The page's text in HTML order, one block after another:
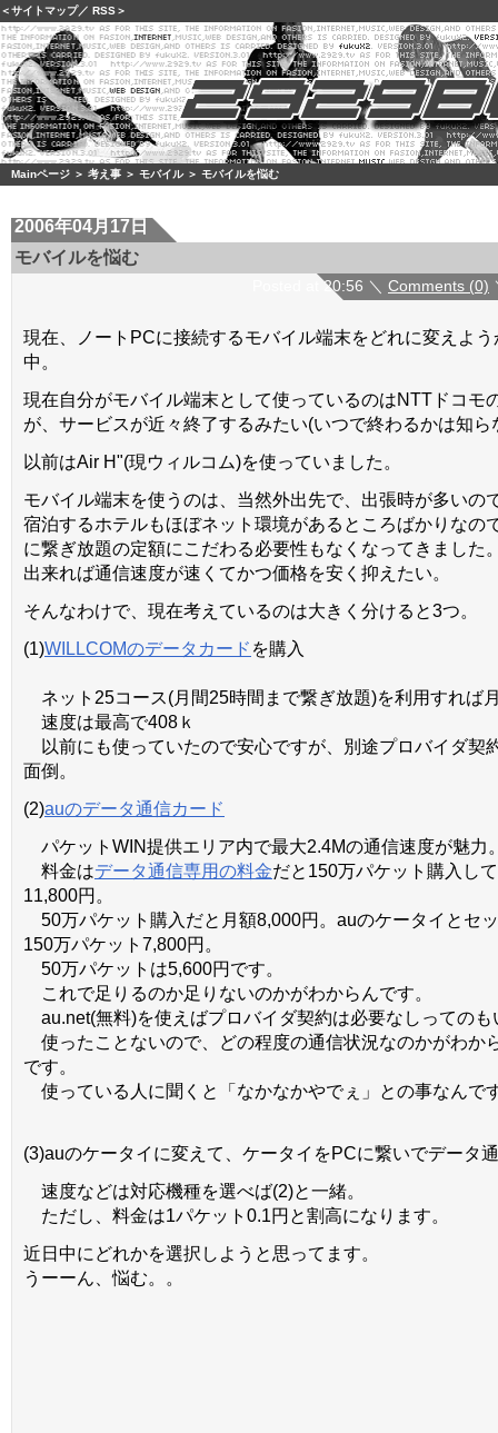
＜サイトマップ／ RSS＞
Mainページ ＞ 考え事 ＞ モバイル＞ モバイルを悩む
2006年04月17日
モバイルを悩む
Posted at 20:56 ＼ Comments (0)
現在、ノートPCに接続するモバイル端末をどれに変えよ
中。
現在自分がモバイル端末として使っているのはNTTドコモ
が、サービスが近々終了するみたい(いつで終わるかは知ら
以前はAir H"(現ウィルコム)を使っていました。
モバイル端末を使うのは、当然外出先で、出張時が多いの
宿泊するホテルもほぼネット環境があるところばかりなの
に繋ぎ放題の定額にこだわる必要性もなくなってきました
出来れば通信速度が速くてかつ価格を安く抑えたい。
そんなわけで、現在考えているのは大きく分けると3つ。
(1)WILLCOMのデータカード を購入
ネット25コース(月間25時間まで繋ぎ放題)を利用すれば
速度は最高で408ｋ
以前にも使っていたので安心ですが、別途プロバイダ契
面倒。
(2)auのデータ通信カード
パケットWIN提供エリア内で最大2.4Mの通信速度が魅力
料金はデータ通信専用の料金だと150万パケット購入し
11,800円。
50万パケット購入だと月額8,000円。auのケータイとセ
150万パケット7,800円。
50万パケットは5,600円です。
これで足りるのか足りないのかがわからんです。
au.net(無料)を使えばプロバイダ契約は必要なしってのも
使ったことないので、どの程度の通信状況なのかがわか
です。
使っている人に聞くと「なかなかやでぇ」との事なんで
(3)auのケータイに変えて、ケータイをPCに繋いでデータ
速度などは対応機種を選べば(2)と一緒。
ただし、料金は1パケット0.1円と割高になります。
近日中にどれかを選択しようと思ってます。
うーーん、悩む。。